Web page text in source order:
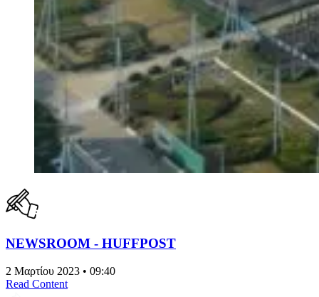
NEWSROOM - HUFFPOST
2 Μαρτίου 2023 • 09:40
Read Content